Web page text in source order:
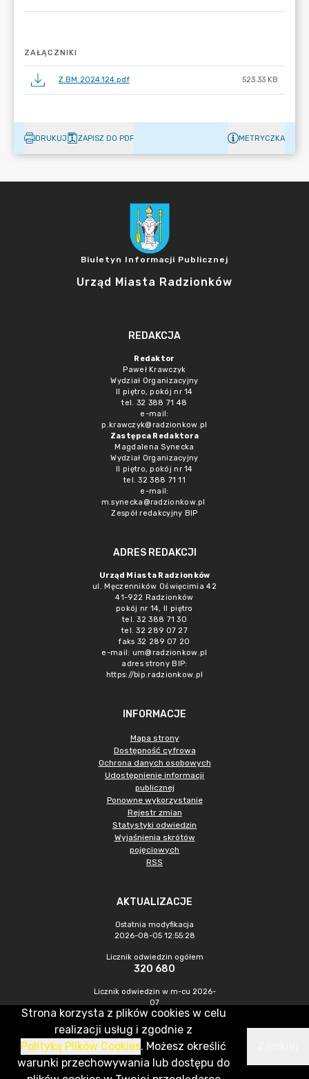
ZAŁĄCZNIKI
Z.BM.2024.124.pdf 523.33 KB
DRUKUJ ZAPISZ DO PDF METRYCZKA
Biuletyn Informacji Publicznej
Urząd Miasta Radzionków
REDAKCJA
Redaktor
Paweł Krawczyk
Wydział Organizacyjny
II piętro, pokój nr 14
tel. 32 388 71 48
e-mail:
p.krawczyk@radzionkow.pl
Zastępca Redaktora
Magdalena Synecka
Wydział Organizacyjny
II piętro, pokój nr 14
tel. 32 388 71 11
e-mail:
m.synecka@radzionkow.pl
Zespół redakcyjny BIP
ADRES REDAKCJI
Urząd Miasta Radzionków
ul. Męczenników Oświęcimia 42
41-922 Radzionków
pokój nr 14, II piętro
tel. 32 388 71 30
tel. 32 289 07 27
faks 32 289 07 20
e-mail: um@radzionkow.pl
adres strony BIP:
https://bip.radzionkow.pl
INFORMACJE
Mapa strony
Dostępność cyfrowa
Ochrona danych osobowych
Udostępnienie informacji
publicznej
Ponowne wykorzystanie
Rejestr zmian
Statystyki odwiedzin
Wyjaśnienia skrótów
pojęciowych
RSS
AKTUALIZACJE
Ostatnia modyfikacja
2026-08-05 12:55:28
Licznik odwiedzin ogółem
320 680
Licznik odwiedzin w m-cu 2026-
07
739
CMS & Hosting: Nefeni Sp. z o.o.
Strona korzysta z plików cookies w celu
realizacji usług i zgodnie z
Polityką Plików Cookies. Możesz określić
warunki przechowywania lub dostępu do